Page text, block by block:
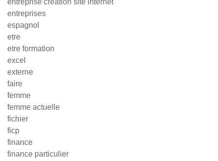
entreprise creation site internet
entreprises
espagnol
etre
etre formation
excel
externe
faire
femme
femme actuelle
fichier
ficp
finance
finance particulier